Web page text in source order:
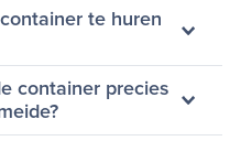
te huren
container precies